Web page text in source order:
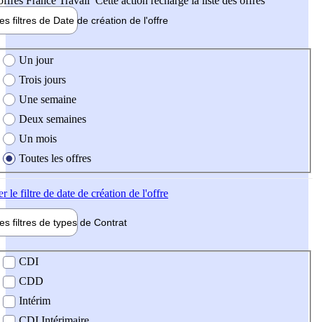
filtres de Date de création de l'offre
création de l'offre
Un jour
Trois jours
Une semaine
Deux semaines
Un mois
Toutes les offres
le filtre de date de création de l'offre
filtres de types de Contrat
contrat
CDI
CDD
Intérim